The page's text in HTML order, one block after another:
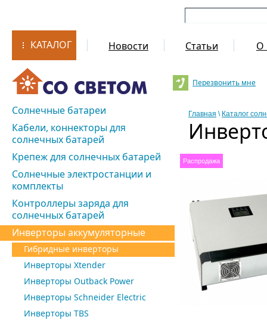
КАТАЛОГ Новости Статьи О
Перезвонить мне
Солнечные батареи
Кабели, коннекторы для
солнечных батарей
Крепеж для солнечных батарей
Солнечные электростанции и
комплекты
Контроллеры заряда для
солнечных батарей
Инверторы аккумуляторные
Гибридные инверторы
Инверторы Xtender
Инверторы Outback Power
Инверторы Schneider Electric
Инверторы TBS
Главная \ Каталог
Распродажа